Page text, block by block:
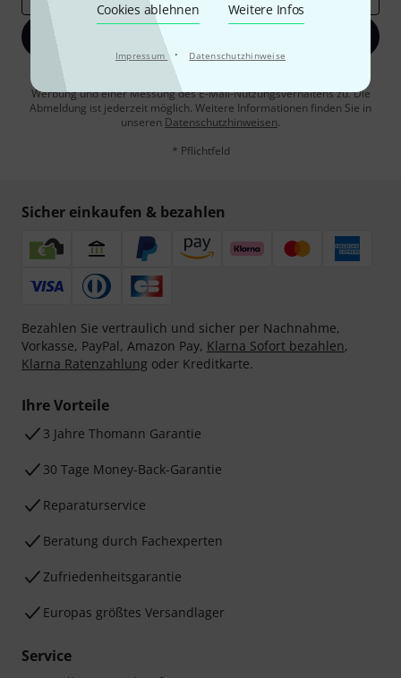
Cookies ablehnen Weitere Infos
Impressum · Datenschutzhinweise
Jetzt anmelden
Mit Klick auf „Jetzt anmelden“ stimmen Sie dem Erhalt von E-Mail-
Werbung und einer Messung des E-Mail-Nutzungsverhaltens zu. Die
Abmeldung ist jederzeit möglich. Weitere Informationen finden Sie in
unseren Datenschutzhinweisen.
* Pflichtfeld
Sicher einkaufen & bezahlen
Bezahlen Sie vertraulich und sicher per Nachnahme,
Vorkasse, PayPal, Amazon Pay, Klarna Sofort bezahlen,
Klarna Ratenzahlung oder Kreditkarte.
Ihre Vorteile
3 Jahre Thomann Garantie
30 Tage Money-Back-Garantie
Reparaturservice
Beratung durch Fachexperten
Zufriedenheitsgarantie
Europas größtes Versandlager
Service